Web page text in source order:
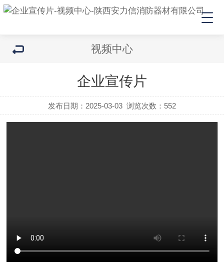
视频中心
企业宣传片
发布日期：2025-03-03 浏览次数： 552